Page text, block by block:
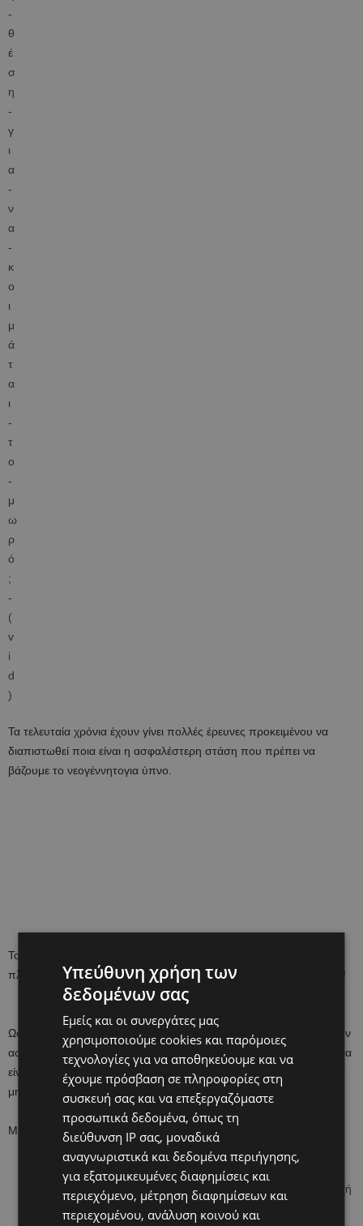
Τα τελευταία χρόνια έχουν γίνει πολλές έρευνες προκειμένου να
διαπιστωθεί ποια είναι η ασφαλέστερη στάση που πρέπει να
βάζουμε το νεογέννητογια ύπνο.
Το 2011 η
πλέον ασφαλής στάση ύπνου είναι να κοιμάται το μωρό ανάσκελα!
Ωστόσο, καμία από τις παραπάνω θέσεις δεν διασφαλίζει 100% την
ασφάλεια του μωρού κατά τον ύπνο. Γι΄αυτό και οι γονείς πρέπει να
είναι ιδιαίτερα προσεκτικοί όταν το μωρό τους κοιμάται και ποτέ να
μην αφήνουν αντικείμενα μέσα στην κούνια
Μάλιστα η Παιδιατρική Εταιρεία Κύπρου, προτείνει τα εξής:
Αν το μωρό σας συνηθίζει να κοιμάται μονόπλευρα,
τοποθετήστε ένα παιχνίδι ή κάτι που να του τραβά την προσοχή
από την απέναντι πλευρά, ώστε να αναγκάζεται να γυρίζει και
Υπεύθυνη χρήση των
δεδομένων σας
Εμείς και οι συνεργάτες μας
χρησιμοποιούμε cookies και παρόμοιες
τεχνολογίες για να αποθηκεύουμε και να
έχουμε πρόσβαση σε πληροφορίες στη
συσκευή σας και να επεξεργαζόμαστε
προσωπικά δεδομένα, όπως τη
διεύθυνση IP σας, μοναδικά
αναγνωριστικά και δεδομένα περιήγησης,
για εξατομικευμένες διαφημίσεις και
περιεχόμενο, μέτρηση διαφημίσεων και
περιεχομένου, ανάλυση κοινού και